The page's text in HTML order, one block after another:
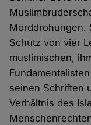
Morddrohungen.
Schutz von vier
muslimischen,
seinen Schriften
Verhältnis des